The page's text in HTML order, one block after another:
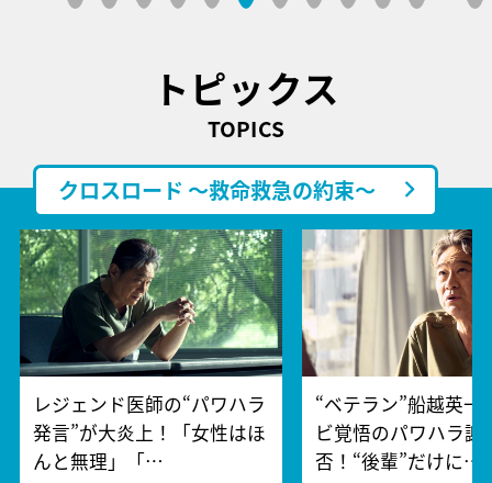
トピックス
TOPICS
クロスロード ～救命救急の約束～
レジェンド医師の“パワハラ
発言”が大炎上！「女性はほ
んと無理」「…
“ベテラン”船越英一
ビ覚悟のパワハラ謝
否！“後輩”だけに…